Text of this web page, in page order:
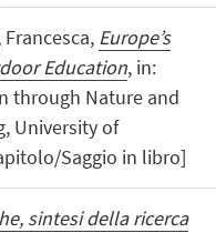
Europe’s
Education, in:
through Nature and
University of
Saggio in libro]
sintesi della ricerca